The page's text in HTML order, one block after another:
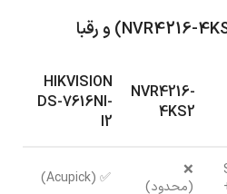
NVR4216-
4KS2
HIKVISION
DS-7616NI-
I2
❌
(محدود)
✅ (Acupick)